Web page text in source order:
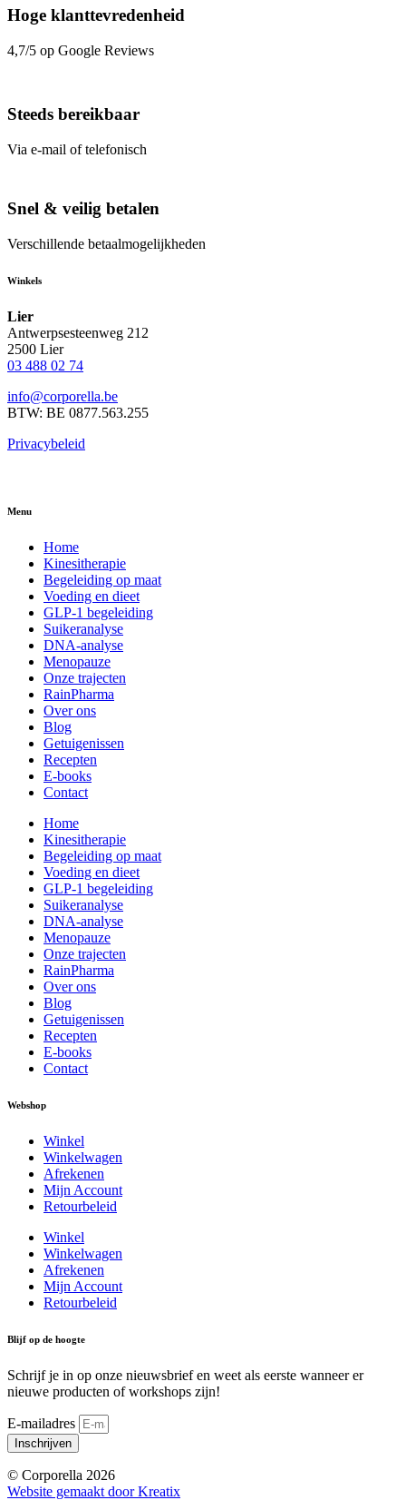
Hoge klanttevredenheid
4,7/5 op Google Reviews
Steeds bereikbaar
Via e-mail of telefonisch
Snel & veilig betalen
Verschillende betaalmogelijkheden
Winkels
Lier
Antwerpsesteenweg 212
2500 Lier
03 488 02 74
info@corporella.be
BTW: BE 0877.563.255
Privacybeleid
Menu
Home
Kinesitherapie
Begeleiding op maat
Voeding en dieet
GLP-1 begeleiding
Suikeranalyse
DNA-analyse
Menopauze
Onze trajecten
RainPharma
Over ons
Blog
Getuigenissen
Recepten
E-books
Contact
Home
Kinesitherapie
Begeleiding op maat
Voeding en dieet
GLP-1 begeleiding
Suikeranalyse
DNA-analyse
Menopauze
Onze trajecten
RainPharma
Over ons
Blog
Getuigenissen
Recepten
E-books
Contact
Webshop
Winkel
Winkelwagen
Afrekenen
Mijn Account
Retourbeleid
Winkel
Winkelwagen
Afrekenen
Mijn Account
Retourbeleid
Blijf op de hoogte
Schrijf je in op onze nieuwsbrief en weet als eerste wanneer er
nieuwe producten of workshops zijn!
E-mailadres
Inschrijven
© Corporella 2026
Website gemaakt door Kreatix